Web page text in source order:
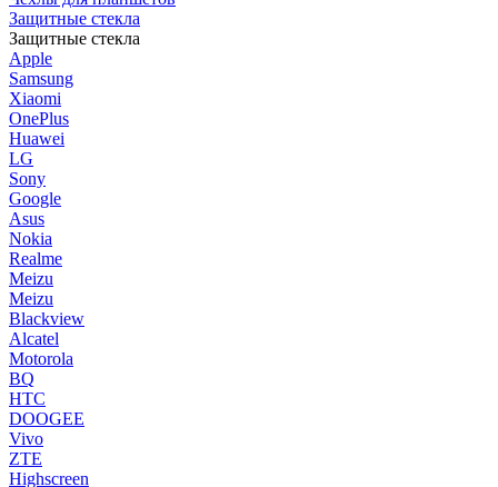
Защитные стекла
Защитные стекла
Apple
Samsung
Xiaomi
OnePlus
Huawei
LG
Sony
Google
Asus
Nokia
Realme
Meizu
Meizu
Blackview
Alcatel
Motorola
BQ
HTC
DOOGEE
Vivo
ZTE
Highscreen